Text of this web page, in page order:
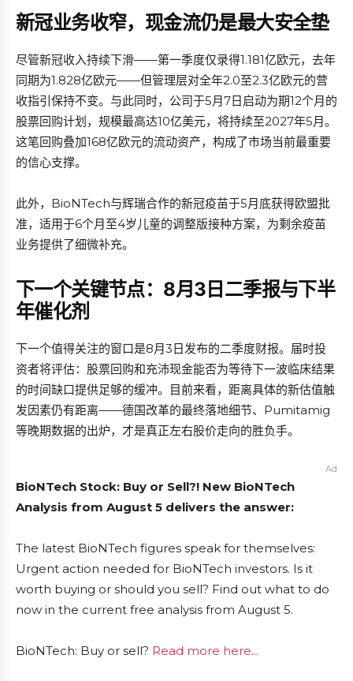
新冠业务收窄，现金流仍是最大安全垫
尽管新冠收入持续下滑——第一季度仅录得1.181亿欧元，去年
同期为1.828亿欧元——但管理层对全年2.0至2.3亿欧元的营
收指引保持不变。与此同时，公司于5月7日启动为期12个月的
股票回购计划，规模最高达10亿美元，将持续至2027年5月。
这笔回购叠加168亿欧元的流动资产，构成了市场当前最重要
的信心支撑。
此外，BioNTech与辉瑞合作的新冠疫苗于5月底获得欧盟批
准，适用于6个月至4岁儿童的调整版接种方案，为剩余疫苗
业务提供了细微补充。
下一个关键节点：8月3日二季报与下半
年催化剂
下一个值得关注的窗口是8月3日发布的二季度财报。届时投
资者将评估：股票回购和充沛现金能否为等待下一波临床结果
的时间缺口提供足够的缓冲。目前来看，距离具体的新估值触
发因素仍有距离——德国改革的最终落地细节、Pumitamig
等晚期数据的出炉，才是真正左右股价走向的胜负手。
Ad
BioNTech Stock: Buy or Sell?! New BioNTech
Analysis from August 5 delivers the answer:
The latest BioNTech figures speak for themselves:
Urgent action needed for BioNTech investors. Is it
worth buying or should you sell? Find out what to do
now in the current free analysis from August 5.
BioNTech: Buy or sell? Read more here...